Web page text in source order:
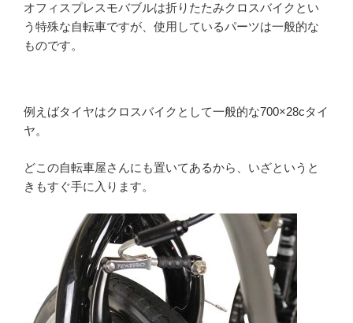
オフィスプレスモバブルは折りたたみクロスバイクとい
う特殊な自転車ですが、使用しているパーツは一般的な
ものです。
例えばタイヤはクロスバイクとして一般的な700×28cタイ
ヤ。
どこの自転車屋さんにも置いてあるから、いざというと
きもすぐ手に入ります。